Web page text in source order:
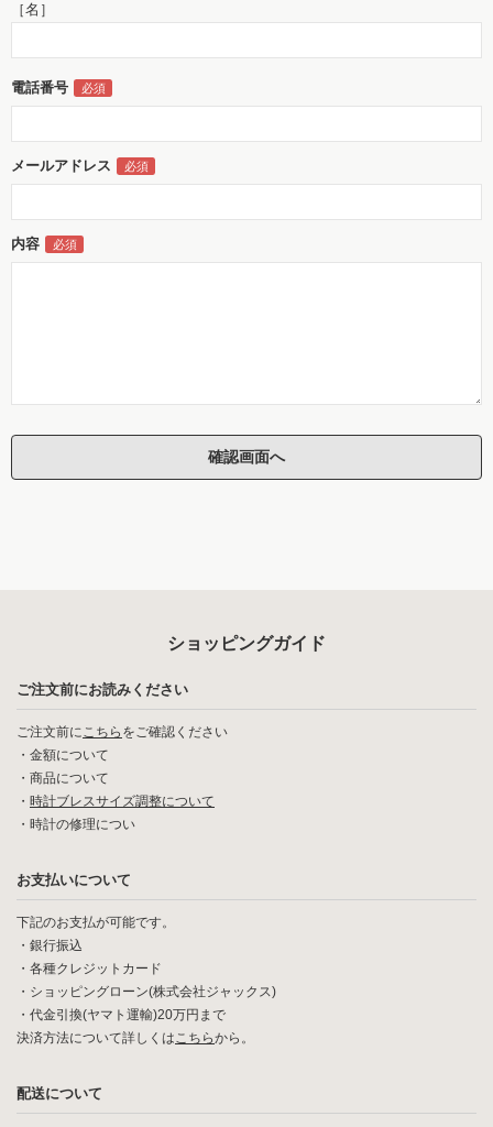
［名］
電話番号
メールアドレス
内容
ショッピングガイド
ご注文前にお読みください
ご注文前にこちら をご確認ください
・ 金額について
・ 商品について
・ 時計ブレスサイズ調整について
・ 時計の修理につい
お支払いについて
下記のお支払が可能です。
・銀行振込
・各種クレジットカード
・ショッピングローン(株式会社ジャックス)
・代金引換(ヤマト運輸)20万円まで
決済方法について詳しくはこちらから。
配送について